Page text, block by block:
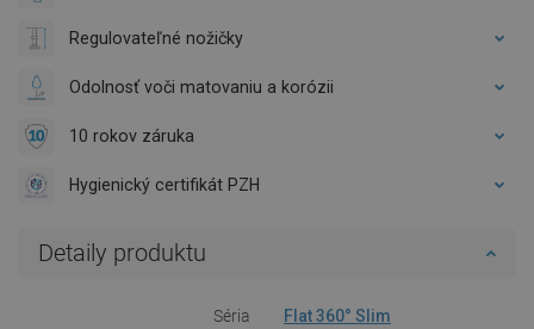
Regulovateľné nožičky
Odolnosť voči matovaniu a korózii
10 rokov záruka
Hygienický certifikát PZH
Detaily produktu
Séria Flat 360° Slim